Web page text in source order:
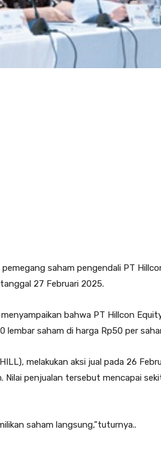
saham pengendali PT
27 Februari 2025.
bahwa PT Hillcon
lembar saham di harga Rp50 per
melakukan aksi jual pada 26
Nilai penjualan tersebut mencapai
saham langsung,”tuturnya..